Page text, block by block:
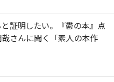
証明したい。『鬱の本』点
さんに聞く「素人の本作